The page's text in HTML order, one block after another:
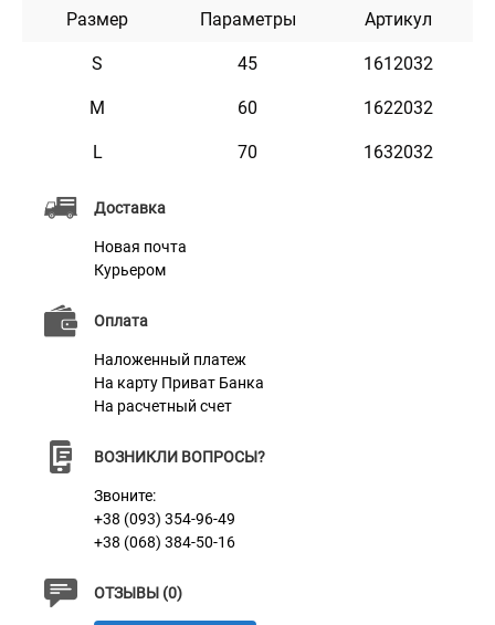
Доставка
Новая почта
Курьером
Оплата
Наложенный платеж
На карту Приват Банка
На расчетный счет
ВОЗНИКЛИ ВОПРОСЫ?
Звоните:
+38 (093) 354-96-49
+38 (068) 384-50-16
ОТЗЫВЫ (0)
сверхлегкого гипоаллергенного синтепонового
наполнителя. Этот метриал легко чистится и не
впитывает запахи. Лежаки очень теплые и мягкие.
покрытие, что позволяет им не скользить по полу.
Они являются важным элементом здоровья вашего
костей и суставов. Очень важно, чтобы ваш любимец
отдыха. Лежаки Оксфорд доступны в различных
дизайнах, формах и размерах.
Размер Параметры Артикул
S 45 1612032
M 60 1622032
L 70 1632032